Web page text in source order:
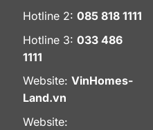
Hotline 2: 085 818 1111
Hotline 3: 033 486
1111
Website: VinHomes-
Land.vn
Website: